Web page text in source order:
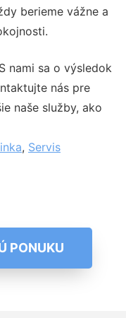
berieme vážne a
nami sa o výsledok
nás pre
naše služby, ako
, Servis
PONUKU